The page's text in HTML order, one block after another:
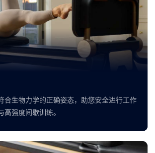
合生物力学的正确姿态，助您安全进行工作
强度间歇训练。